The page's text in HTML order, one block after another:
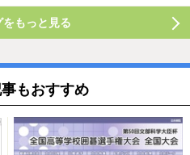
をもっと見る
もおすすめ